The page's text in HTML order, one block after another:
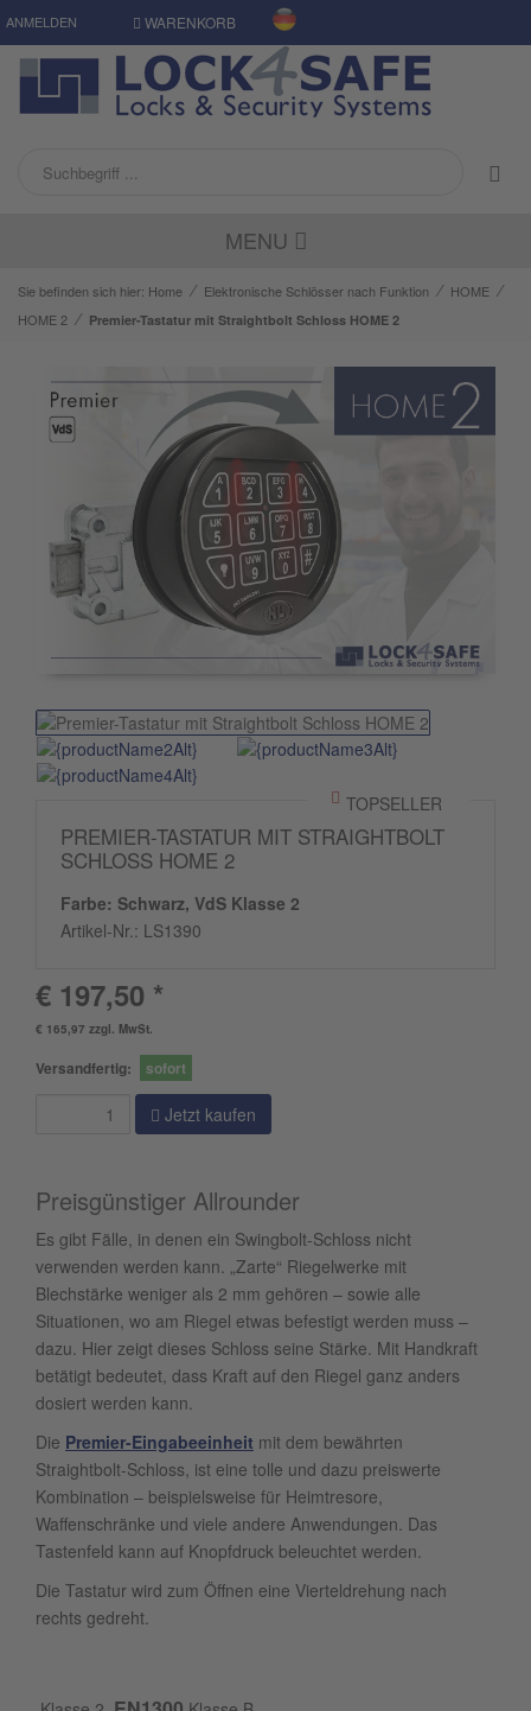
ANMELDEN WARENKORB
MENU
Sie befinden sich hier: Home ⁄ Elektronische Schlösser nach Funktion ⁄ HOME ⁄
HOME 2 ⁄ Premier-Tastatur mit Straightbolt Schloss HOME 2
TOPSELLER
PREMIER-TASTATUR MIT STRAIGHTBOLT
SCHLOSS HOME 2
Farbe: Schwarz, VdS Klasse 2
Artikel-Nr.: LS1390
€ 197,50 *
€ 165,97 zzgl. MwSt.
Versandfertig: sofort
Jetzt kaufen
Preisgünstiger Allrounder
Es gibt Fälle, in denen ein Swingbolt-Schloss nicht
verwenden werden kann. „Zarte“ Riegelwerke mit
Blechstärke weniger als 2 mm gehören – sowie alle
Situationen, wo am Riegel etwas befestigt werden muss –
dazu. Hier zeigt dieses Schloss seine Stärke. Mit Handkraft
betätigt bedeutet, dass Kraft auf den Riegel ganz anders
dosiert werden kann.
Die Premier-Eingabeeinheit mit dem bewährten
Straightbolt-Schloss, ist eine tolle und dazu preiswerte
Kombination – beispielsweise für Heimtresore,
Waffenschränke und viele andere Anwendungen. Das
Tastenfeld kann auf Knopfdruck beleuchtet werden.
Die Tastatur wird zum Öffnen eine Vierteldrehung nach
rechts gedreht.